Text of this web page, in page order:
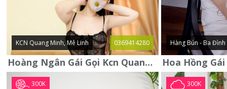
KCN Quang Minh, Mê Linh 0369414280
Hoàng Ngân Gái Gọi Kcn Quang Minh - Mê Linh . Hàng Vip Lần Đầu
Hàng Bún - Ba Đình
300K 300K